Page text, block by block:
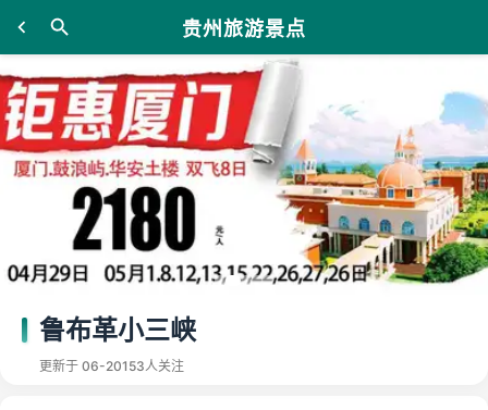
贵州旅游景点
鲁布革小三峡
更新于 06-20153人关注